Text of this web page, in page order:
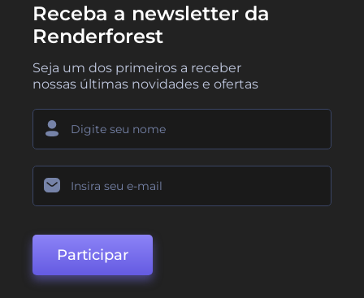
Receba a newsletter da
Renderforest
Seja um dos primeiros a receber
nossas últimas novidades e ofertas
Participar